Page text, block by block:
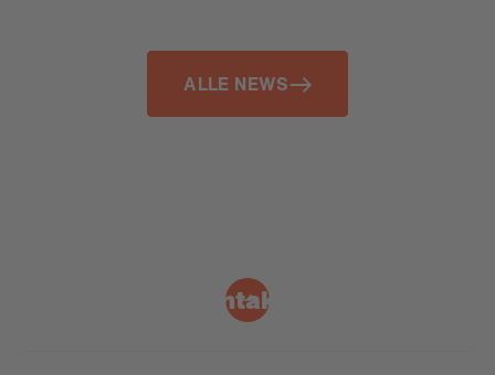
ALLE NEWS
Kontakt